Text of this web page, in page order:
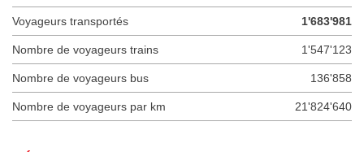
Voyageurs transportés 1'683'981
Nombre de voyageurs trains 1'547'123
Nombre de voyageurs bus 136'858
Nombre de voyageurs par km 21'824'640